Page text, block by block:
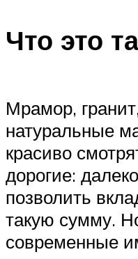
Что это
Мрамор,
натуральные
красиво
дорогие:
позволить
такую сумму.
современные